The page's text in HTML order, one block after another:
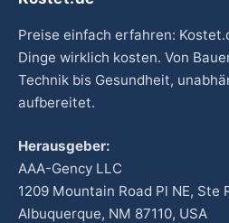
Preise einfach erfahren:
Dinge wirklich kosten. Von
Technik bis Gesundheit,
aufbereitet.
Herausgeber:
AAA-Gency LLC
1209 Mountain Road Pl NE, Ste
Albuquerque, NM 87110, USA